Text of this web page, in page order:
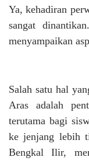
Ya, kehadiran
sangat
menyampaikan
Salah satu hal
Aras adalah
terutama bagi
ke jenjang lebih
Bengkal Ilir,